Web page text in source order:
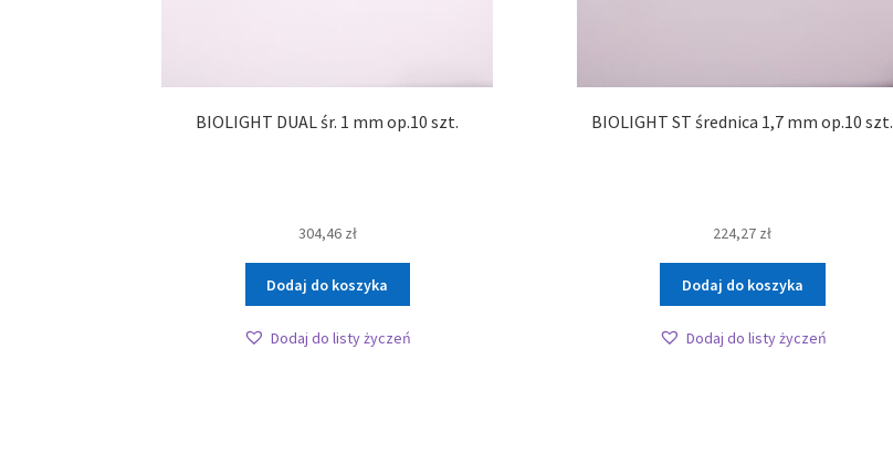
BIOLIGHT DUAL śr. 1 mm op.10 szt.
304,46 zł
Dodaj do koszyka
Dodaj do listy życzeń
BIOLIGHT ST średnica 1,7 mm op.10 szt.
224,27 zł
Dodaj do koszyka
Dodaj do listy życzeń